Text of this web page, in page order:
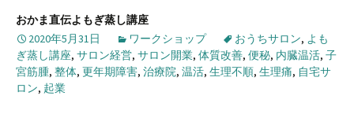
キ
ッ
プ
おかま直伝よもぎ蒸し講座
2020年5月31日
ワークショップ おうちサロン, よも
ぎ蒸し講座, サロン経営, サロン開業, 体質改善, 便秘, 内臓温活, 子
宮筋腫, 整体, 更年期障害, 治療院, 温活, 生理不順, 生理痛, 自宅サ
ロン, 起業